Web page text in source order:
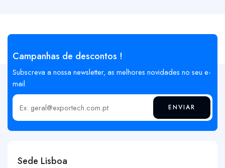
Campanhas de descontos !
Subscreva a nossa newsletter, as melhores novidades no seu e-
mail
Insira o seu email ENVIAR
Sede Lisboa